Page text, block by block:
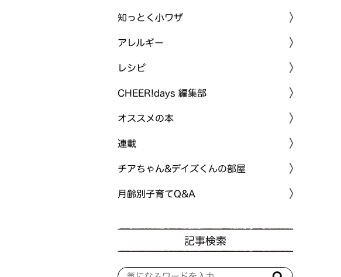
知っとく小ワザ
アレルギー
レシピ
CHEER!days 編集部
オススメの本
連載
チアちゃん&デイズくんの部屋
月齢別子育てQ&A
記事検索